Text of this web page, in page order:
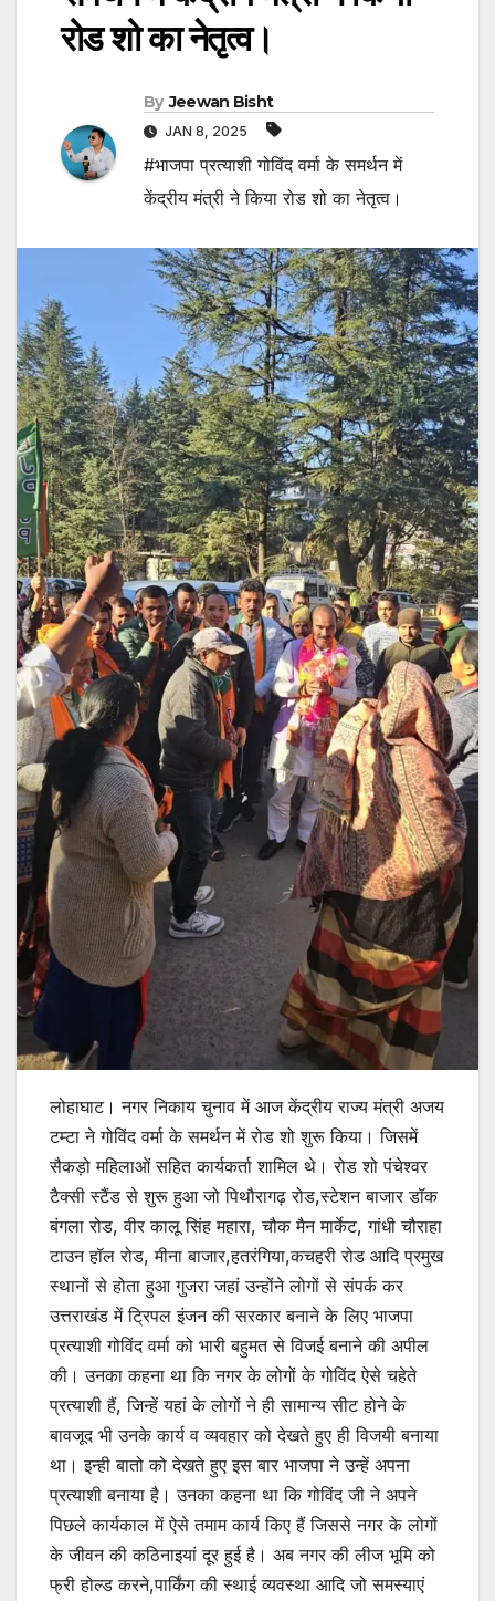
रोड शो का नेतृत्व।
By Jeewan Bisht
JAN 8, 2025
#भाजपा प्रत्याशी गोविंद वर्मा के समर्थन में
केंद्रीय मंत्री ने किया रोड शो का नेतृत्व।
लोहाघाट। नगर निकाय चुनाव में आज केंद्रीय राज्य मंत्री अजय
टम्टा ने गोविंद वर्मा के समर्थन में रोड शो शुरू किया। जिसमें
सैकड़ो महिलाओं सहित कार्यकर्ता शामिल थे। रोड शो पंचेश्वर
टैक्सी स्टैंड से शुरू हुआ जो पिथौरागढ़ रोड,स्टेशन बाजार डॉक
बंगला रोड, वीर कालू सिंह महारा, चौक मैन मार्केट, गांधी चौराहा
टाउन हॉल रोड, मीना बाजार,हतरंगिया,कचहरी रोड आदि प्रमुख
स्थानों से होता हुआ गुजरा जहां उन्होंने लोगों से संपर्क कर
उत्तराखंड में ट्रिपल इंजन की सरकार बनाने के लिए भाजपा
प्रत्याशी गोविंद वर्मा को भारी बहुमत से विजई बनाने की अपील
की। उनका कहना था कि नगर के लोगों के गोविंद ऐसे चहेते
प्रत्याशी हैं, जिन्हें यहां के लोगों ने ही सामान्य सीट होने के
बावजूद भी उनके कार्य व व्यवहार को देखते हुए ही विजयी बनाया
था। इन्ही बातो को देखते हुए इस बार भाजपा ने उन्हें अपना
प्रत्याशी बनाया है। उनका कहना था कि गोविंद जी ने अपने
पिछले कार्यकाल में ऐसे तमाम कार्य किए हैं जिससे नगर के लोगों
के जीवन की कठिनाइयां दूर हुई है। अब नगर की लीज भूमि को
फ्री होल्ड करने,पार्किंग की स्थाई व्यवस्था आदि जो समस्याएं